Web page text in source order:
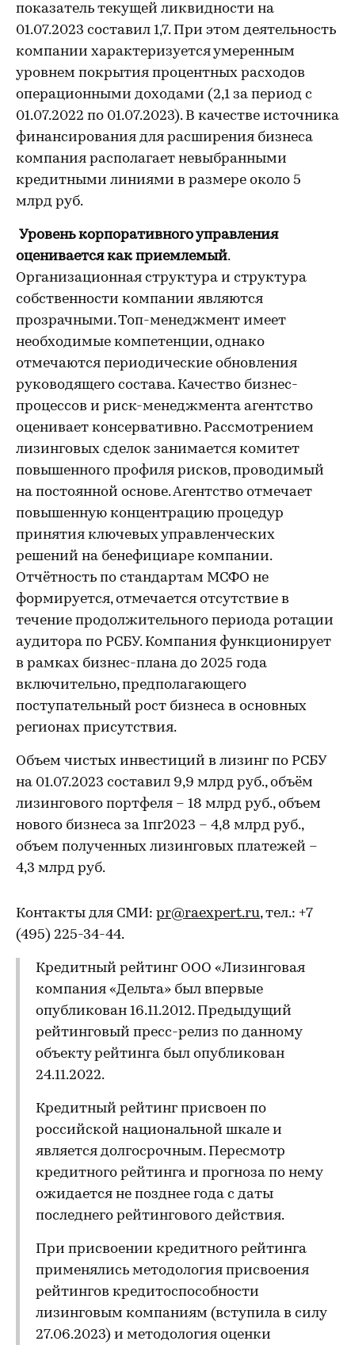
показатель текущей ликвидности на
01.07.2023 составил 1,7. При этом деятельность
компании характеризуется умеренным
уровнем покрытия процентных расходов
операционными доходами (2,1 за период с
01.07.2022 по 01.07.2023). В качестве источника
финансирования для расширения бизнеса
компания располагает невыбранными
кредитными линиями в размере около 5
млрд руб.
Уровень корпоративного управления
оценивается как приемлемый.
Организационная структура и структура
собственности компании являются
прозрачными. Топ-менеджмент имеет
необходимые компетенции, однако
отмечаются периодические обновления
руководящего состава. Качество бизнес-
процессов и риск-менеджмента агентство
оценивает консервативно. Рассмотрением
лизинговых сделок занимается комитет
повышенного профиля рисков, проводимый
на постоянной основе. Агентство отмечает
повышенную концентрацию процедур
принятия ключевых управленческих
решений на бенефициаре компании.
Отчётность по стандартам МСФО не
формируется, отмечается отсутствие в
течение продолжительного периода ротации
аудитора по РСБУ. Компания функционирует
в рамках бизнес-плана до 2025 года
включительно, предполагающего
поступательный рост бизнеса в основных
регионах присутствия.
Объем чистых инвестиций в лизинг по РСБУ
на 01.07.2023 составил 9,9 млрд руб., объём
лизингового портфеля – 18 млрд руб., объем
нового бизнеса за 1пг2023 – 4,8 млрд руб.,
объем полученных лизинговых платежей –
4,3 млрд руб.
Контакты для СМИ: pr@raexpert.ru, тел.: +7
(495) 225-34-44.
Кредитный рейтинг ООО «Лизинговая
компания «Дельта» был впервые
опубликован 16.11.2012. Предыдущий
рейтинговый пресс-релиз по данному
объекту рейтинга был опубликован
24.11.2022.
Кредитный рейтинг присвоен по
российской национальной шкале и
является долгосрочным. Пересмотр
кредитного рейтинга и прогноза по нему
ожидается не позднее года с даты
последнего рейтингового действия.
При присвоении кредитного рейтинга
применялись методология присвоения
рейтингов кредитоспособности
лизинговым компаниям (вступила в силу
27.06.2023) и методология оценки